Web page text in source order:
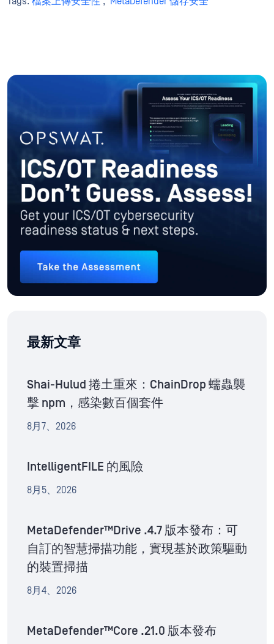
最新文章
Shai-Hulud 捲土重來：ChainDrop 蠕蟲襲
擊 npm，感染數百個套件
8月7、2026
IntelligentFILE 的風險
8月5、2026
MetaDefender™Drive .4.7 版本發布：可
自訂的智慧掃描功能，實現基於政策驅動
的裝置掃描
8月4、2026
MetaDefender™Core .21.0 版本發布